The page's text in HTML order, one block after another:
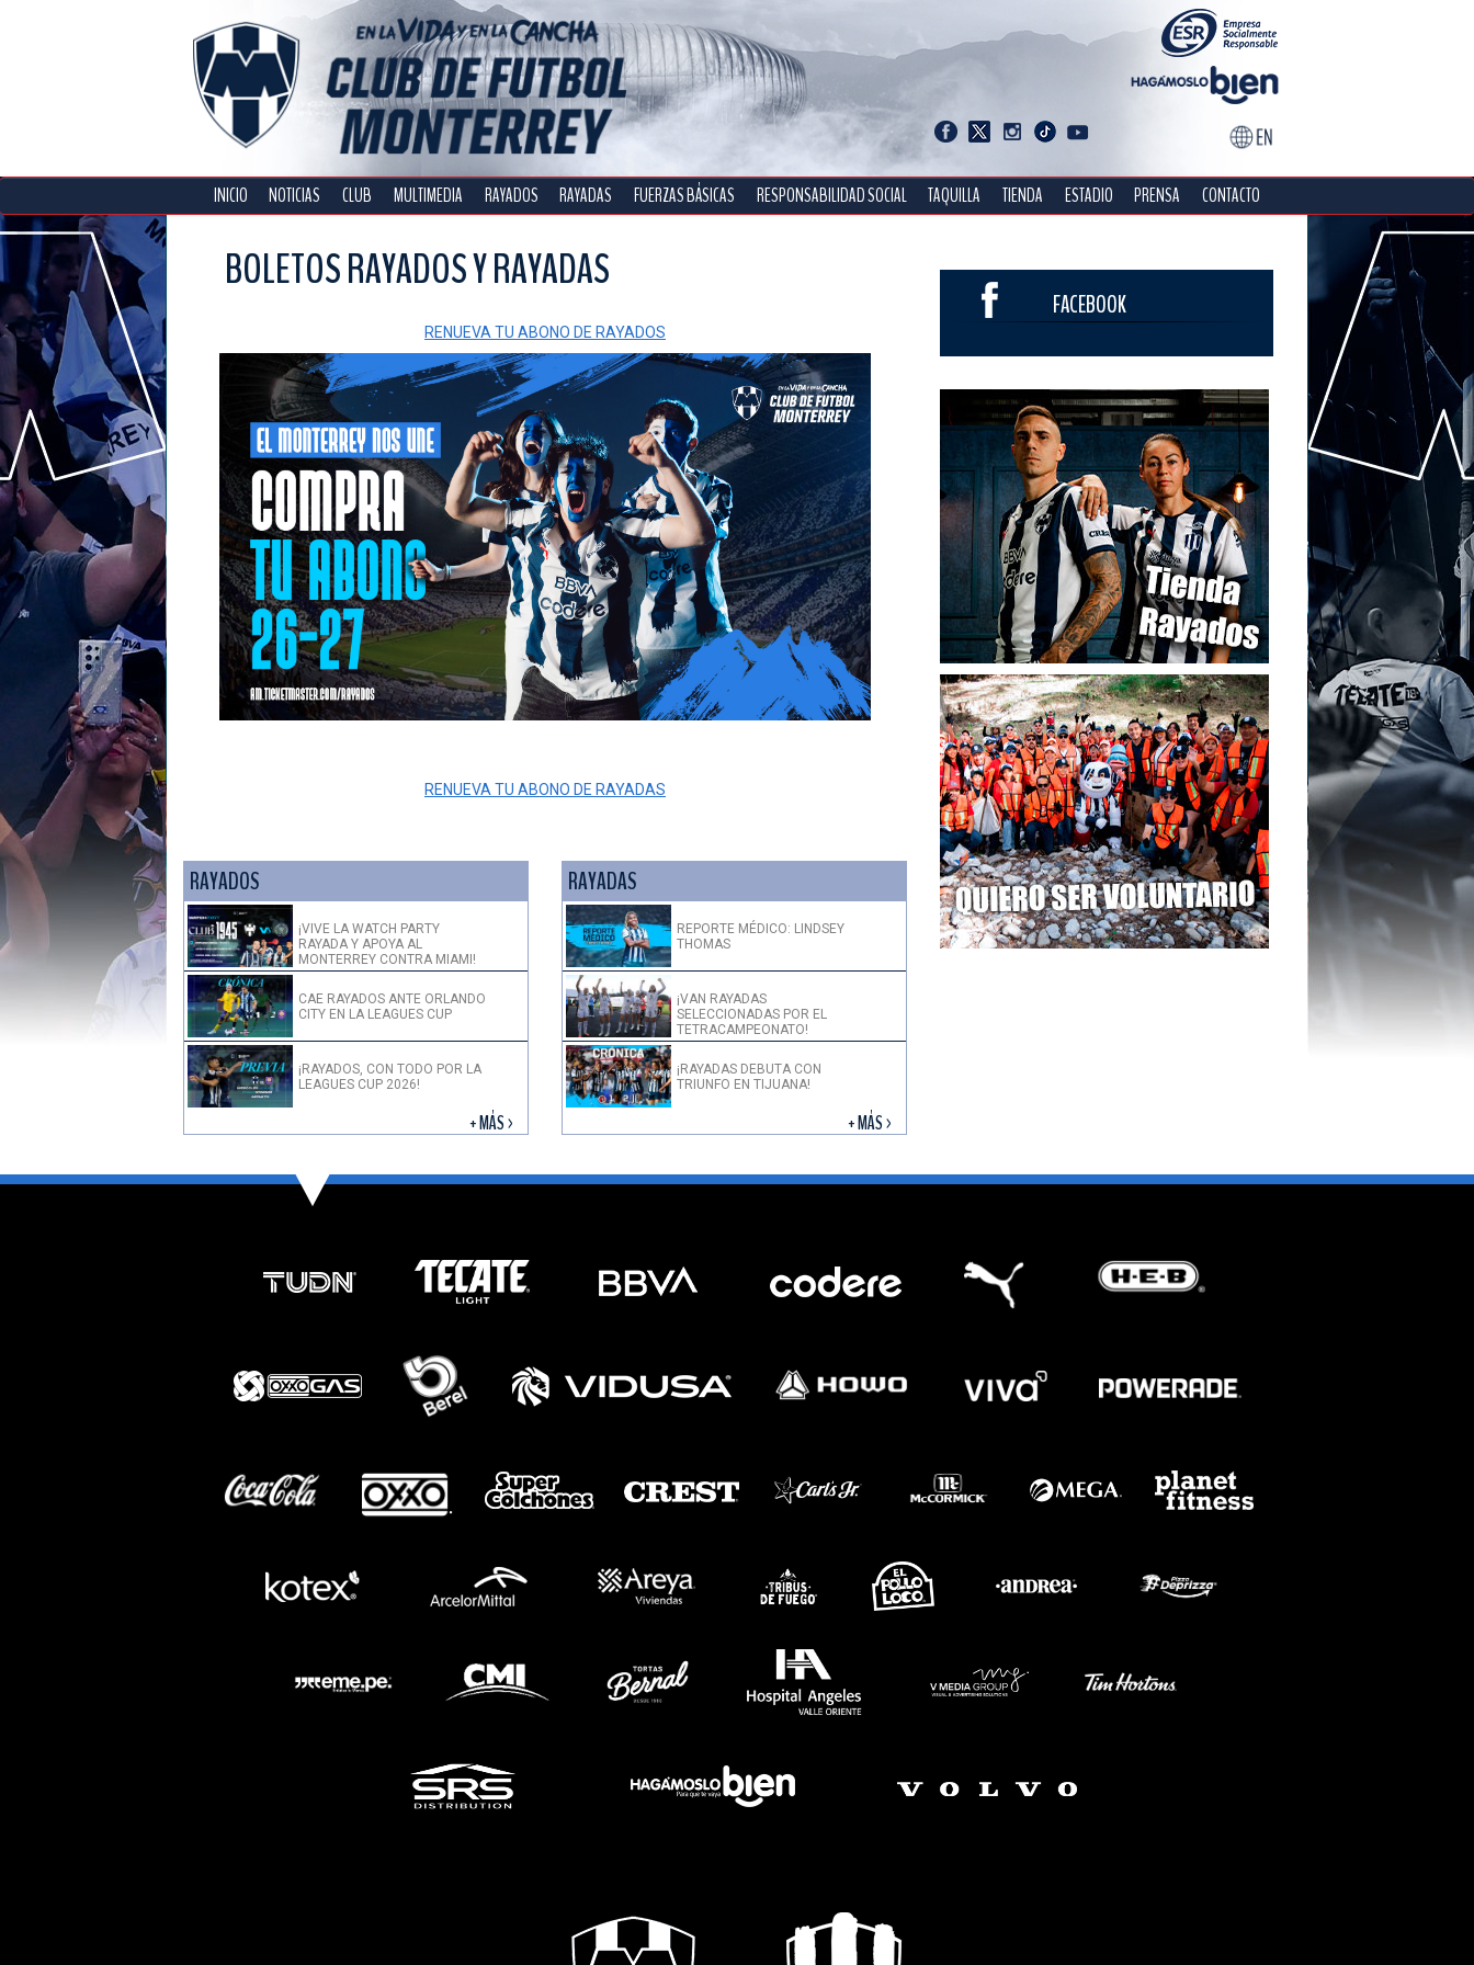
INICIO NOTICIAS CLUB MULTIMEDIA RAYADOS RAYADAS FUERZAS BÁSICAS RESPONSABILIDAD SOCIAL TAQUILLA TIENDA ESTADIO PRENSA CONTACTO
BOLETOS RAYADOS Y RAYADAS
RENUEVA TU ABONO DE RAYADOS
RENUEVA TU ABONO DE RAYADAS
RAYADOS
¡VIVE LA WATCH PARTY
RAYADA Y APOYA AL
MONTERREY CONTRA MIAMI!
CAE RAYADOS ANTE ORLANDO
CITY EN LA LEAGUES CUP
¡RAYADOS, CON TODO POR LA
LEAGUES CUP 2026!
+ MÁS >
RAYADAS
REPORTE MÉDICO: LINDSEY
THOMAS
¡VAN RAYADAS
SELECCIONADAS POR EL
TETRACAMPEONATO!
¡RAYADAS DEBUTA CON
TRIUNFO EN TIJUANA!
+ MÁS >
FACEBOOK